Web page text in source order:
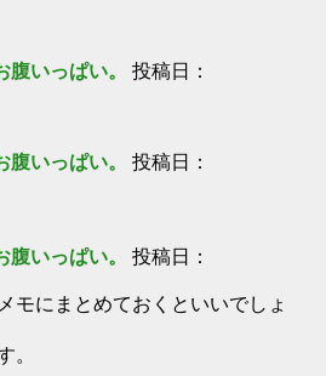
腹いっぱい。 投稿日：
腹いっぱい。 投稿日：
腹いっぱい。 投稿日：
モにまとめておくといいでしょ
。